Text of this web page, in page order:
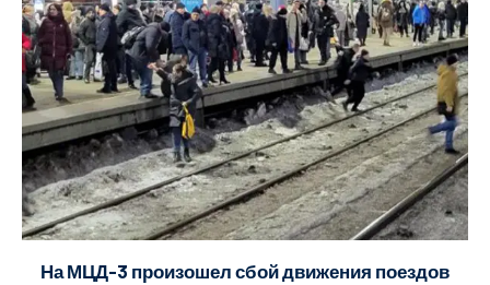
На МЦД-3 произошел сбой движения поездов